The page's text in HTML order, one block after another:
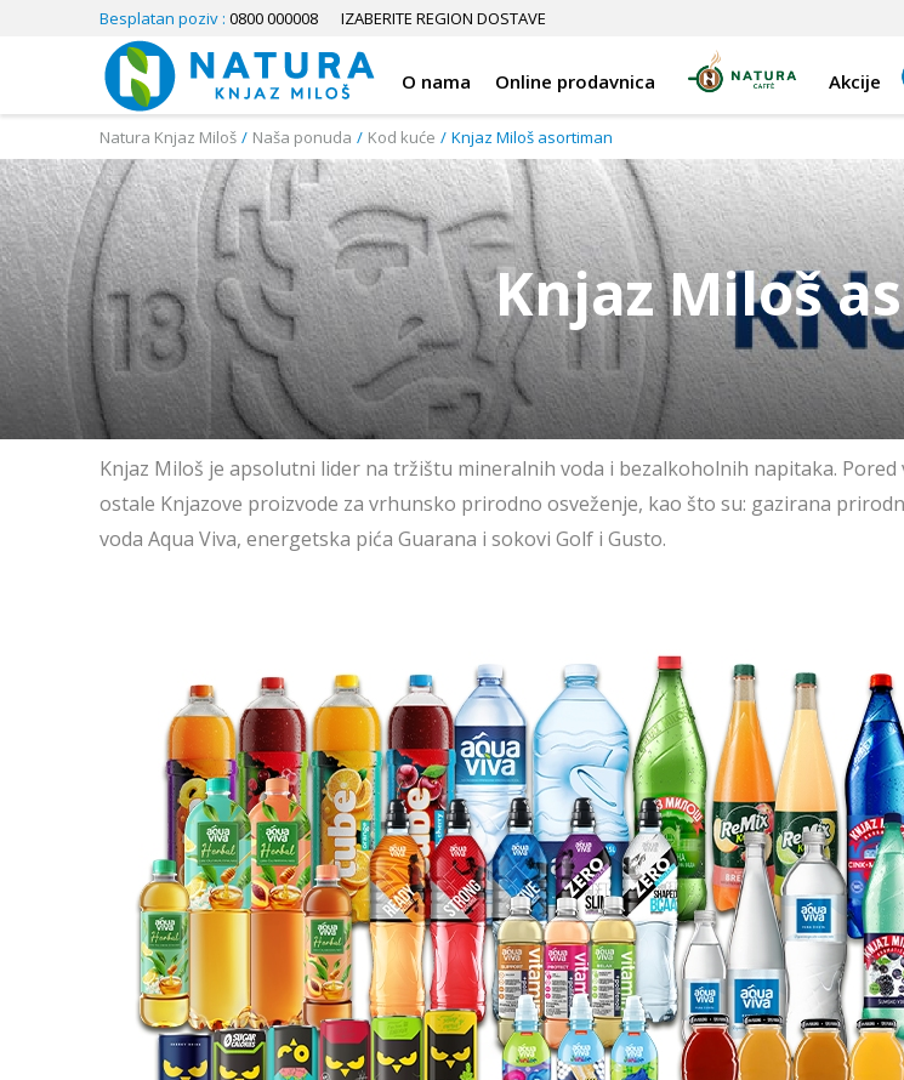
Besplatan poziv : 0800 000008 IZABERITE REGION DOSTAVE
O nama Online prodavnica Akcije
Natura Knjaz Miloš Naša ponuda Kod kuće Knjaz Miloš asortiman
Knjaz Miloš
Knjaz Miloš je apsolutni lider na tržištu mineralnih voda i bezalkoholnih napitaka.
ostale Knjazove proizvode za vrhunsko prirodno osveženje, kao što su: gazirana
voda Aqua Viva, energetska pića Guarana i sokovi Golf i Gusto.